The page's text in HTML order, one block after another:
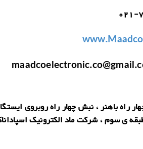
021-
402 ، طبقه ی سوم ، شرکت ماد الکترونیک